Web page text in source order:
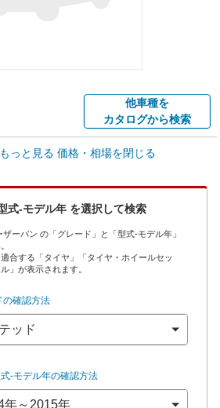
他車種を
カタログから検索
車買取相場
楽天Car車検で
店舗を検索
ります。
っと見る 価格・相場を閉じる
式-モデル年 を選択して検索
ザーバン の「グレード」と「型式-モデル年」
合する「タイヤ」「タイヤ・ホイールセッ
」が表示されます。
の確認方法
-モデル年の確認方法